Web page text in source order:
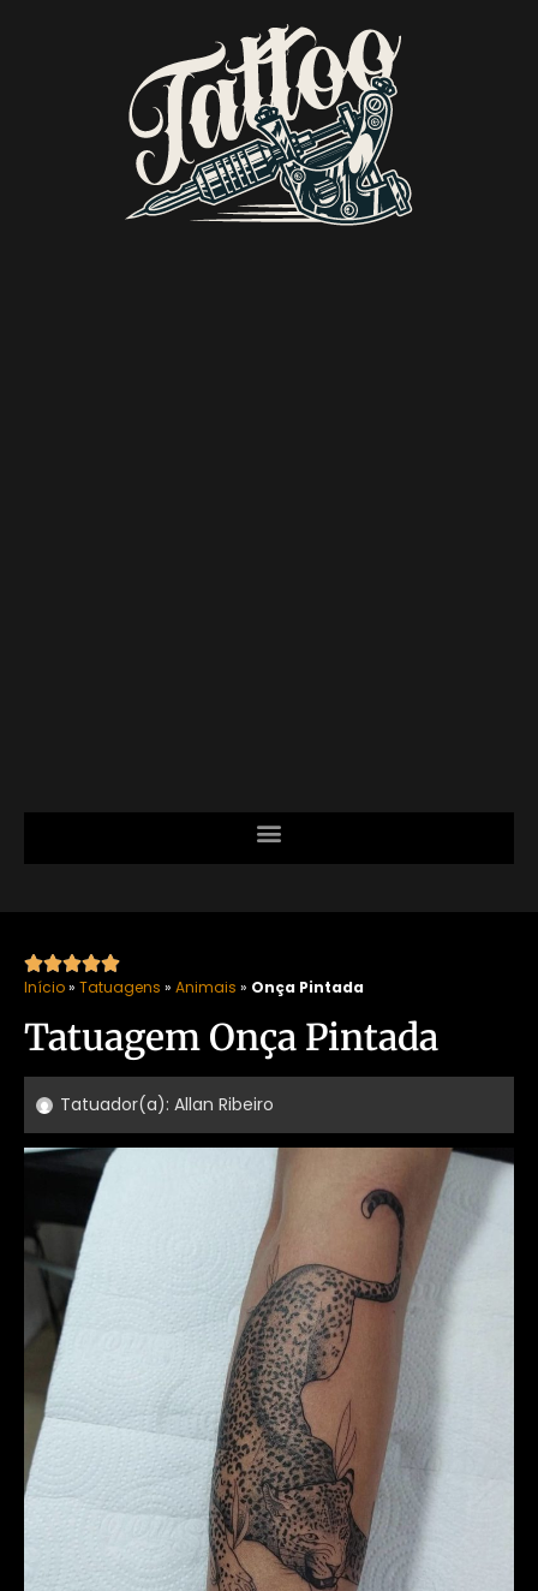

Início» Tatuagens » Animais » Onça Pintada
Tatuagem Onça Pintada
Tatuador(a): Allan Ribeiro